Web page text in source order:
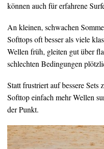
können auch für erfahrene
An kleinen, schwachen
Softtops oft besser als viele
Wellen früh, gleiten gut über
schlechten Bedingungen
Statt frustriert auf bessere
Softtop einfach mehr Wellen
der Punkt.